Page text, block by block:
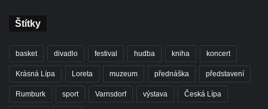
Štítky
basket divadlo festival hudba kniha koncert
Krásná Lípa Loreta muzeum přednáška představení
Rumburk sport Varnsdorf výstava Česká Lípa